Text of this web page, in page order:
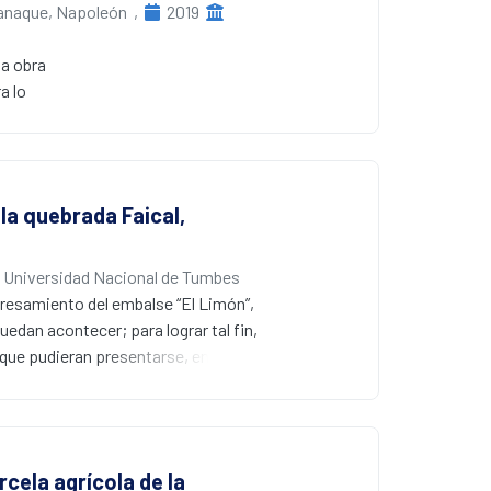
Napoleón ,
2019
obra
lo
a un
un
quebrada Faical,
Universidad Nacional de Tumbes
del embalse “El Limón”,
acontecer; para lograr tal fin,
pudieran presentarse, en el
fue guiada en
de citados hidrogramas.
agrícola de la